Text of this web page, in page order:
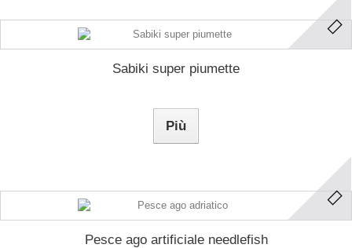
Sabiki super piumette
Più
Pesce ago artificiale needlefish